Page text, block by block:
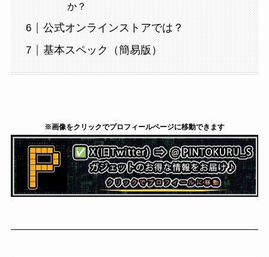
か？
公式オンラインストアでは？
基本スペック（簡易版）
※画像をクリックでプロフィールページに移動できます